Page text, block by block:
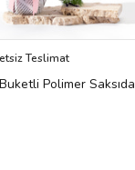
Teslimat
Polimer Saksıda